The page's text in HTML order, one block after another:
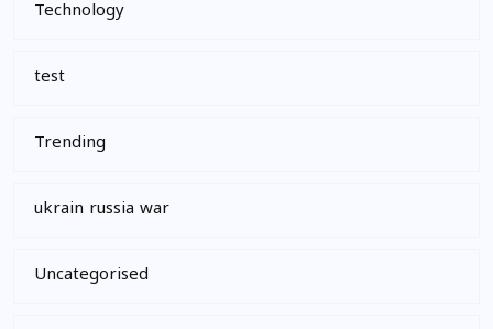
Technology
test
Trending
ukrain russia war
Uncategorised